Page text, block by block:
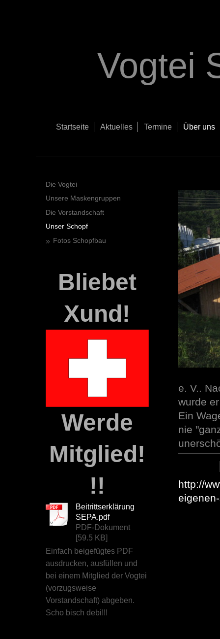
Vogtei
Startseite Aktuelles Termine Über uns
e. V..
wurde
Ein
nie
http://
Die Vogtei
Unsere Maskengruppen
Die Vorstandschaft
Unser Schopf
Fotos Schopfbau
Bliebet
Xund!
Werde
Mitglied!
!!
Beitrittserklärung
SEPA.pdf
PDF-Dokument
[59.5 KB]
Einfach beigefügtes PDF
ausdrucken, ausfüllen und
bei einem Mitglied der Vogtei
(vorzugsweise
Vorstandschaft) abgeben.
Scho bisch debi!!!